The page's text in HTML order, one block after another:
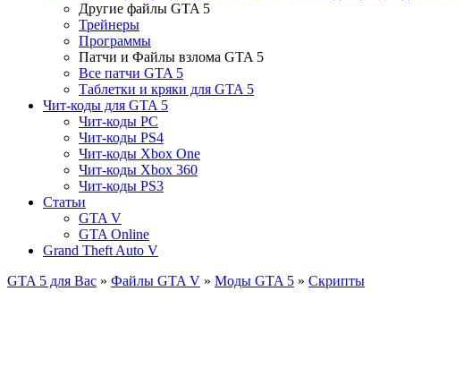
Другие файлы GTA 5
Трейнеры
Программы
Патчи и Файлы взлома GTA 5
Все патчи GTA 5
Таблетки и кряки для GTA 5
Чит-коды для GTA 5
Чит-коды PC
Чит-коды PS4
Чит-коды Xbox One
Чит-коды Xbox 360
Чит-коды PS3
Статьи
GTA V
GTA Online
Grand Theft Auto V
GTA 5 для Вас » Файлы GTA V » Моды GTA 5 » Скрипты